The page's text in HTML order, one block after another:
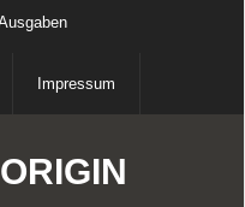
Impressum
ORIGIN